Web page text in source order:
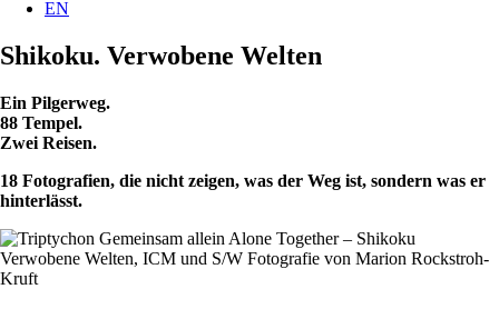
EN
Shikoku. Verwobene Welten
Ein Pilgerweg.
88 Tempel.
Zwei Reisen.
18 Fotografien, die nicht zeigen, was der Weg ist, sondern was er
hinterlässt.